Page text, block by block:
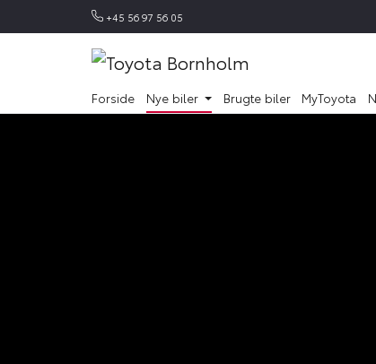
+45 56 97 56 05
Forside Nye biler Brugte biler MyToyota